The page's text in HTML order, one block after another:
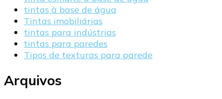
tintas à base de água
Tintas imobiliárias
tintas para indústrias
tintas para paredes
Tipos de texturas para parede
Arquivos